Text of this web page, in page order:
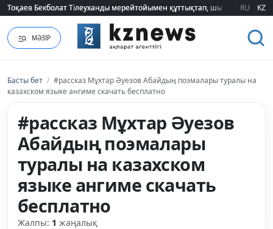
Тоқаев Бекболат Тілеуханды мерейтойымен құттықтап, шығармашылық
Тоқаев Бекболат Тілеуханды мерейтойымен құттықтап, шығармашылық
RU KZ
МӘЗІР
Басты бет / #рассказ Мұхтар Әуезов Абайдың поэмалары туралы на
казахском языке ангиме скачать бесплатно
#рассказ Мұхтар Әуезов
Абайдың поэмалары
туралы на казахском
языке ангиме скачать
бесплатно
Жалпы: 1 жаңалық